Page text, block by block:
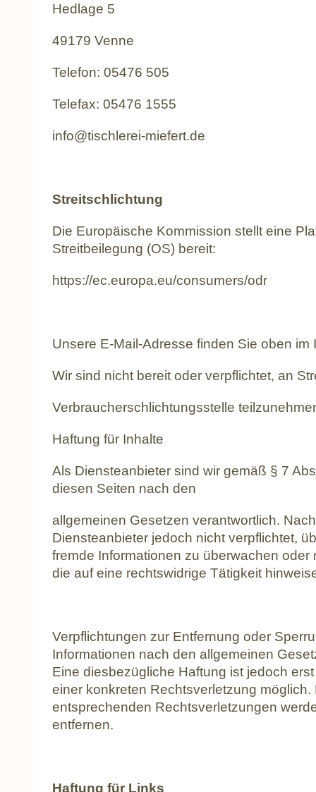
Hedlage 5
49179 Venne
Telefon: 05476 505
Telefax: 05476 1555
info@tischlerei-miefert.de
Streitschlichtung
Die Europäische Kommission stellt eine
Streitbeilegung (OS) bereit:
https://ec.europa.eu/consumers/odr
Unsere E-Mail-Adresse finden Sie oben im
Wir sind nicht bereit oder verpflichtet, an
Verbraucherschlichtungsstelle
Haftung für Inhalte
Als Diensteanbieter sind wir gemäß § 7
diesen Seiten nach den
allgemeinen Gesetzen verantwortlich.
Diensteanbieter jedoch nicht verpflichtet,
fremde Informationen zu überwachen
die auf eine rechtswidrige Tätigkeit
Verpflichtungen zur Entfernung oder
Informationen nach den allgemeinen
Eine diesbezügliche Haftung ist jedoch
einer konkreten Rechtsverletzung
entsprechenden Rechtsverletzungen
entfernen.
Haftung für Links